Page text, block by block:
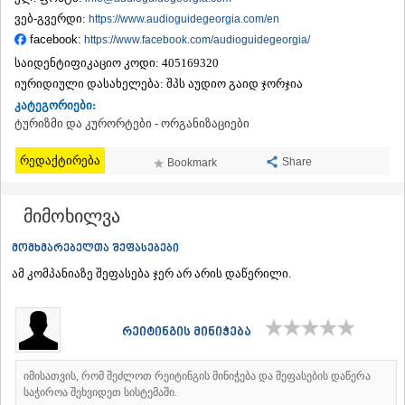
ᲗᲔᲠᲯᲝᲚᲐ
ᲢᲧᲘᲑᲣᲚᲘ
ᲥᲣᲗᲐᲘᲡᲘ
ᲬᲧᲐᲚᲢᲣᲑᲝ
ᲭᲘᲐᲗᲣᲠᲐ
ᲮᲝᲜᲘ
ᲙᲐᲮᲔᲗᲘ
ᲒᲣᲠᲯᲐᲐᲜᲘ
ᲗᲔᲚᲐᲕᲘ
ᲚᲐᲒᲝᲓᲔᲮᲘ
ᲡᲘᲦᲜᲐᲦᲘ
ᲧᲕᲐᲠᲔᲚᲘ
ᲬᲜᲝᲠᲘ
ᲛᲪᲮᲔᲗᲐ–ᲛᲗᲘᲐᲜᲔᲗᲘ
ᲓᲣᲨᲔᲗᲘ
ᲗᲘᲐᲜᲔᲗᲘ
ვებ-გვერდი: https://www.audioguidegeorgia.com/en
facebook: https://www.facebook.com/audioguidegeorgia/
საიდენტიფიკაციო კოდი: 405169320
იურიდიული დასახელება: შპს აუდიო გაიდ ჯორჯია
კატეგორიები:
ტურიზმი და კურორტები - ორგანიზაციები
რედაქტირება Bookmark Share
მიმოხილვა
მომხმარებელთა შეფასებები
ამ კომპანიაზე შეფასება ჯერ არ არის დაწერილი.
რეიტინგის მინიჭება
იმისათვის, რომ შეძლოთ რეიტინგის მინიჭება და შეფასების დაწერა
საჭიროა შეხვიდეთ სისტემაში.